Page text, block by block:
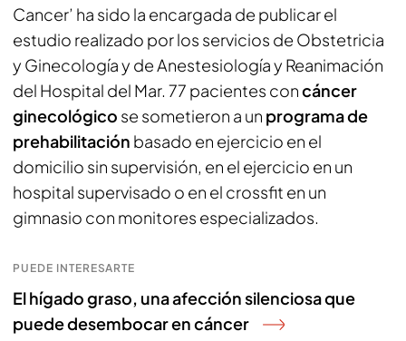
Cancer’ ha sido la encargada de publicar el
estudio realizado por los servicios de Obstetricia
y Ginecología y de Anestesiología y Reanimación
del Hospital del Mar. 77 pacientes concáncer
ginecológico se sometieron a un programa de
prehabilitación basado en ejercicio en el
domicilio sin supervisión, en el ejercicio en un
hospital supervisado o en el crossfit en un
gimnasio con monitores especializados.
PUEDE INTERESARTE
El hígado graso, una afección silenciosa que
puede desembocar en cáncer